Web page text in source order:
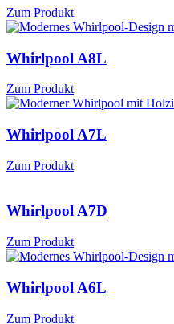
Zum Produkt
Whirlpool A8L
Zum Produkt
Whirlpool A7L
Zum Produkt
Whirlpool A7D
Zum Produkt
Whirlpool A6L
Zum Produkt